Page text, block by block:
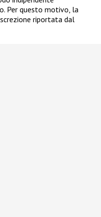
Per questo motivo, la
riportata dal